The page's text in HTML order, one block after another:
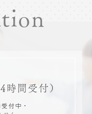
時間受付）
付中・